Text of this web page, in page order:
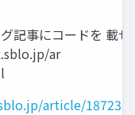
記事にコードを 載せ
ar
article/